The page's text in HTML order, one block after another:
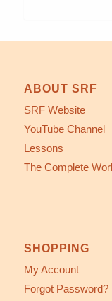
ABOUT SRF
SRF Website
YouTube Channel
Lessons
The Complete
SHOPPING
My Account
Forgot Password?